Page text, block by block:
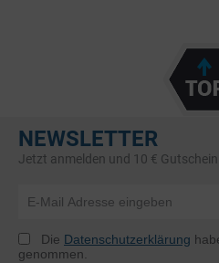
NEWSLETTER
Jetzt anmelden und 10 €
Die Datenschutzerklärung
genommen.